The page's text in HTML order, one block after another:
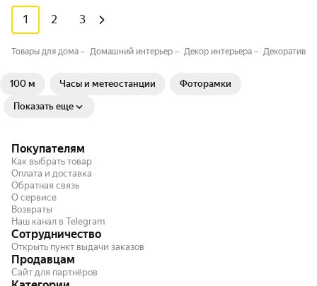
1 2 3
Товары для дома Домашний интерьер Декор интерьера
100 м Часы и метеостанции Фоторамки
Показать еще
Покупателям
Как выбрать товар
Оплата и доставка
Обратная связь
О сервисе
Возвраты
Наш канал в Telegram
Сотрудничество
Открыть пункт выдачи заказов
Продавцам
Сайт для партнёров